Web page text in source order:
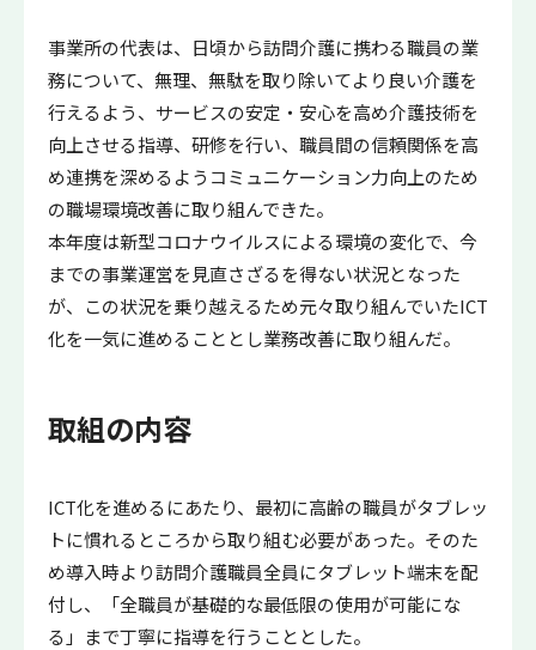
事業所の代表は、日頃から訪問介護に携わる職員の業
務について、無理、無駄を取り除いてより良い介護を
行えるよう、サービスの安定・安心を高め介護技術を
向上させる指導、研修を行い、職員間の信頼関係を高
め連携を深めるようコミュニケーション力向上のため
の職場環境改善に取り組んできた。
本年度は新型コロナウイルスによる環境の変化で、今
までの事業運営を見直さざるを得ない状況となった
が、この状況を乗り越えるため元々取り組んでいたICT
化を一気に進めることとし業務改善に取り組んだ。
取組の内容
ICT化を進めるにあたり、最初に高齢の職員がタブレッ
トに慣れるところから取り組む必要があった。そのた
め導入時より訪問介護職員全員にタブレット端末を配
付し、「全職員が基礎的な最低限の使用が可能にな
る」まで丁寧に指導を行うこととした。